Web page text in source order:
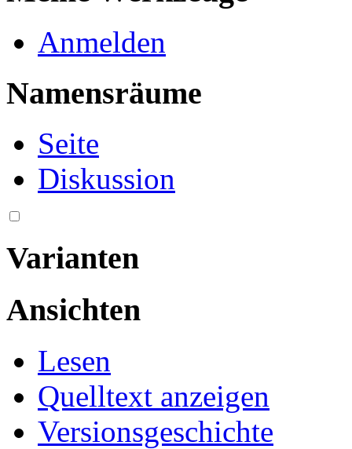
Anmelden
Namensräume
Seite
Diskussion
Varianten
Ansichten
Lesen
Quelltext anzeigen
Versionsgeschichte